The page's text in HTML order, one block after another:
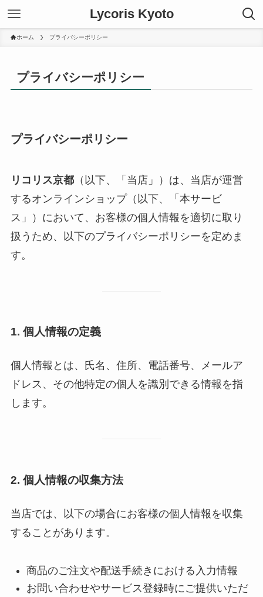
Lycoris Kyoto
ホーム プライバシーポリシー
プライバシーポリシー
プライバシーポリシー
リコリス京都（以下、「当店」）は、当店が運営
するオンラインショップ（以下、「本サービ
ス」）において、お客様の個人情報を適切に取り
扱うため、以下のプライバシーポリシーを定めま
す。
1. 個人情報の定義
個人情報とは、氏名、住所、電話番号、メールア
ドレス、その他特定の個人を識別できる情報を指
します。
2. 個人情報の収集方法
当店では、以下の場合にお客様の個人情報を収集
することがあります。
商品のご注文や配送手続きにおける入力情報
お問い合わせやサービス登録時にご提供いただ